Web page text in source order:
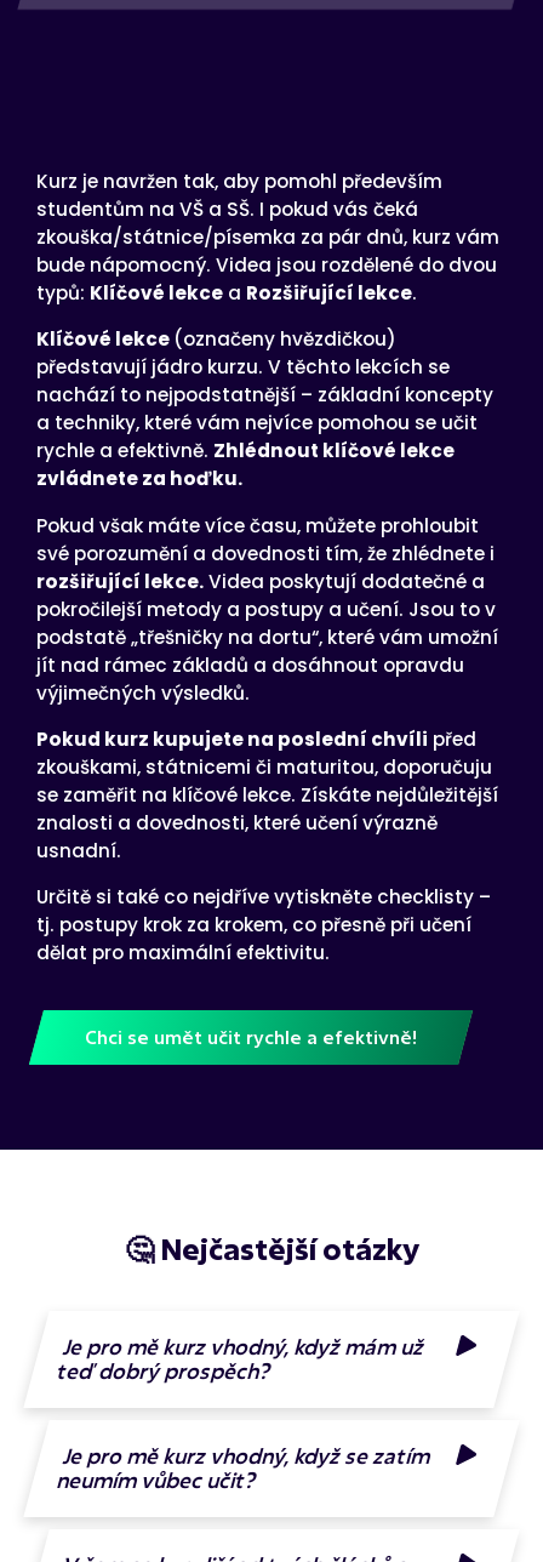
Kurz je navržen tak, aby pomohl především
studentům na VŠ a SŠ. I pokud vás čeká
zkouška/státnice/písemka za pár dnů, kurz vám
bude nápomocný. Videa jsou rozdělené do dvou
typů: Klíčové lekce a Rozšiřující lekce.
Klíčové lekce (označeny hvězdičkou)
představují jádro kurzu. V těchto lekcích se
nachází to nejpodstatnější – základní koncepty
a techniky, které vám nejvíce pomohou se učit
rychle a efektivně. Zhlédnout klíčové lekce
zvládnete za hoďku.
Pokud však máte více času, můžete prohloubit
své porozumění a dovednosti tím, že zhlédnete i
rozšiřující lekce.Videa poskytují dodatečné a
pokročilejší metody a postupy a učení. Jsou to v
podstatě „třešničky na dortu“, které vám umožní
jít nad rámec základů a dosáhnout opravdu
výjimečných výsledků.
Pokud kurz kupujete na poslední chvíli před
zkouškami, státnicemi či maturitou, doporučuju
se zaměřit na klíčové lekce. Získáte nejdůležitější
znalosti a dovednosti, které učení výrazně
usnadní.
Určitě si také co nejdříve vytiskněte checklisty –
tj. postupy krok za krokem, co přesně při učení
dělat pro maximální efektivitu.
Chci se umět učit rychle a efektivně!
🤔 Nejčastější otázky
Je pro mě kurz vhodný, když mám už
teď dobrý prospěch?
Je pro mě kurz vhodný, když se zatím
neumím vůbec učit?